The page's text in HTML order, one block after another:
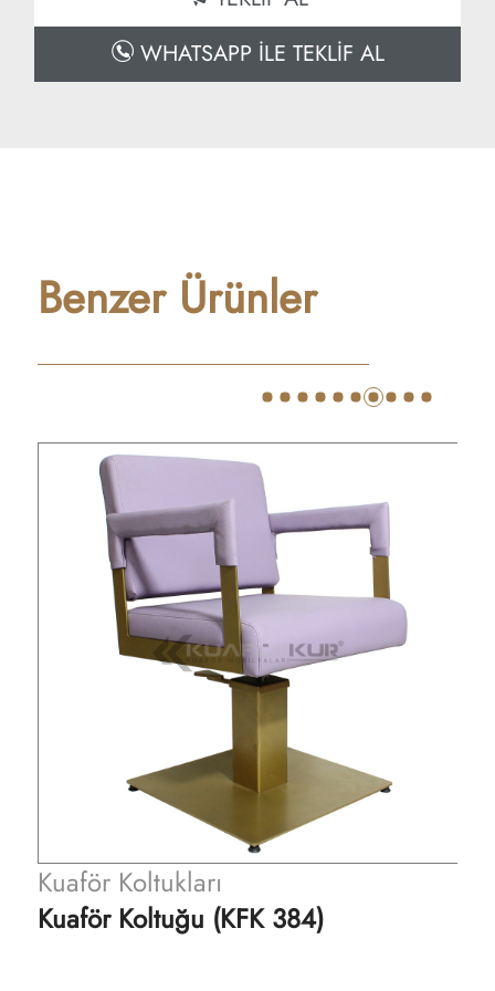
WHATSAPP İLE TEKLİF AL
Benzer Ürünler
Kuaför Koltukları
Kuaför Koltuğu (KFK 384)